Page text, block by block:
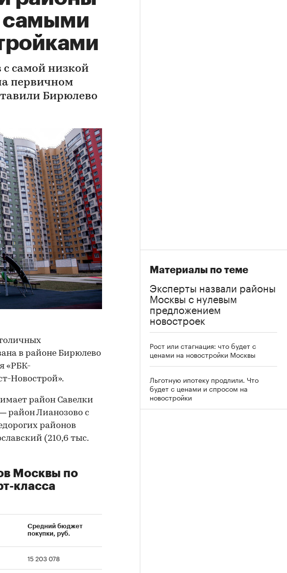
самыми
самой низкой
первичном
Бирюлево
в районе Бирюлево
«РБК-
Новострой».
район Савелки
район Лианозово с
районов
(210,6 тыс.
Москвы по
класса
Средний бюджет
покупки, руб.
15 203 078
Материалы по теме
Эксперты назвали районы
Москвы с нулевым
предложением
новостроек
Рост или стагнация: что будет с
ценами на новостройки Москвы
Льготную ипотеку продлили. Что
будет с ценами и спросом на
новостройки